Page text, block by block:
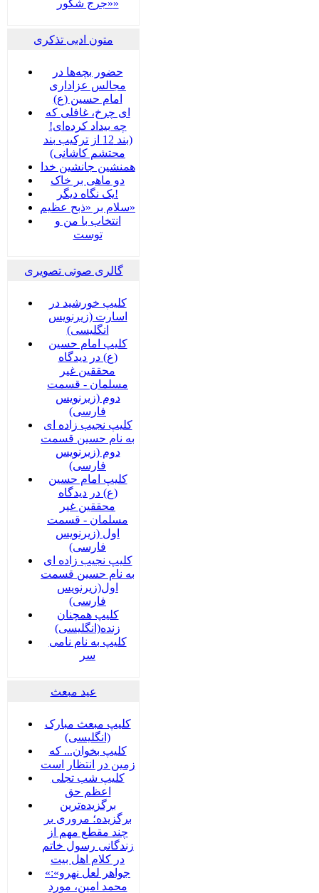
«جرج شکّور»
متون ادبی تذکری
حضور بچه‌‌‌ها در
مجالس عزاداری
امام حسین (ع)
ای چرخ، غافلی که
چه بیداد کرده‌ای!
(بند 12 از ترکیب بند
محتشم کاشانی)
همنشین جانشین خدا
دو ماهی بر خاک
یک نگاه دیگر!
سلام بر «ذبح عظیم»
انتخاب با من و
توست
گالری صوتی تصویری
کلیپ خورشید در
اسارت (زیرنویس
انگلیسی)
کلیپ امام حسین
(ع) در دیدگاه
محققین غیر
مسلمان - قسمت
دوم (زیرنویس
فارسی)
کلیپ نجیب زاده ای
به نام حسین قسمت
دوم (زیرنویس
فارسی)
کلیپ امام حسین
(ع) در دیدگاه
محققین غیر
مسلمان - قسمت
اول (زیرنویس
فارسی)
کلیپ نجیب زاده ای
به نام حسین قسمت
اول(زیرنویس
فارسی)
کلیپ همچنان
زنده(انگلیسی)
کلیپ به نام نامی
سر
عید مبعث
کلیپ مبعث مبارک
(انگلیسی)
کلیپ بخوان... که
زمین در انتظار است
کلیپ شب تجلی
اعظم حق
برگزیده‌ترین
برگزیده؛ مروری بر
چند مقطع مهم از
زندگانی رسول خاتم
در کلام اهل بیت
«جواهر لعل نهرو»:
محمد امین، مورد